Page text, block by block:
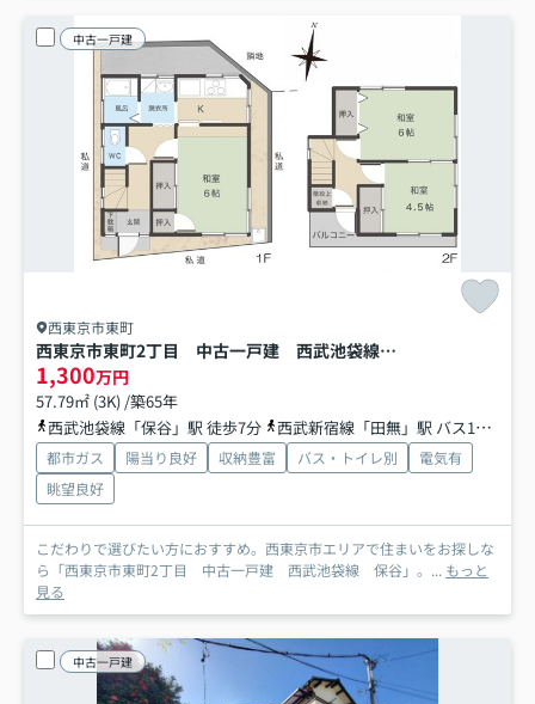
中古一戸建
西東京市東町
西東京市東町2丁目 中古一戸建 西武池袋線 保谷
1,300万円
57.79㎡ (3K) /築65年
西武池袋線「保谷」駅 徒歩7分
西武新宿線「田無」駅 バス11分 西武バス「東町三丁目（西東京市）」 停歩4分
都市ガス 陽当り良好 収納豊富 バス・トイレ別
電気有
眺望良好
こだわりで選びたい方におすすめ。西東京市エリアで住まいをお探しな
ら「西東京市東町2丁目 中古一戸建 西武池袋線 保谷」。... もっと
見る
中古一戸建